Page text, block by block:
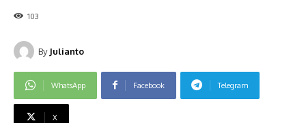
103
By Julianto
WhatsApp Facebook Telegram
X